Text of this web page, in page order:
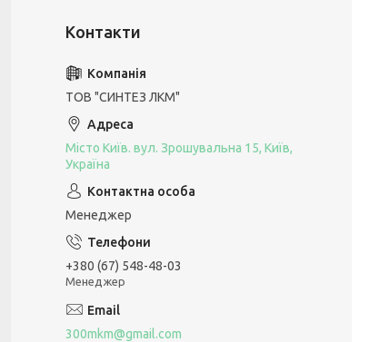
ТОВ "СИНТЕЗ ЛКМ"
Місто Київ. вул. Зрошувальна 15, Київ,
Україна
Менеджер
+380 (67) 548-48-03
Менеджер
300mkm@gmail.com